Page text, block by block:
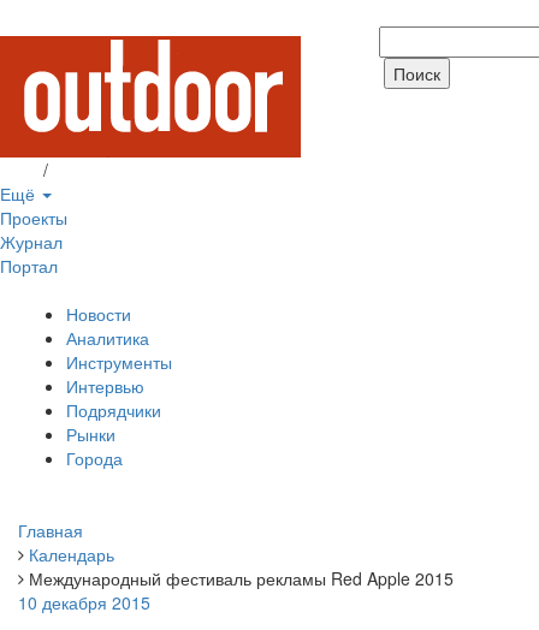
/
Ещё
Проекты
Журнал
Портал
Новости
Аналитика
Инструменты
Интервью
Подрядчики
Рынки
Города
Главная
Календарь
Международный фестиваль рекламы Red Apple 2015
10 декабря 2015